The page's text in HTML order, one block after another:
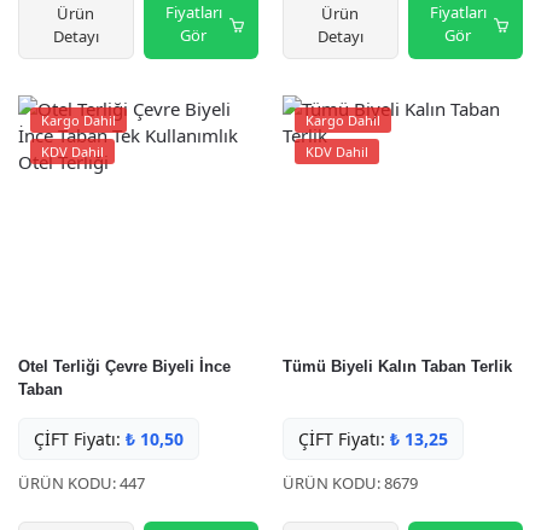
Ürün
Detayı
Fiyatları
Gör
Ürün
Detayı
Fiyatları
Gör
Kargo Dahil
KDV Dahil
Otel Terliği Çevre Biyeli İnce
Taban
ÇİFT Fiyatı: ₺ 10,50
ÜRÜN KODU: 447
Kargo Dahil
KDV Dahil
Tümü Biyeli Kalın Taban Terlik
ÇİFT Fiyatı: ₺ 13,25
ÜRÜN KODU: 8679